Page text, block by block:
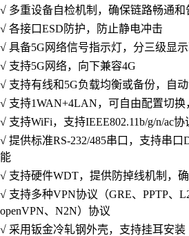
√ 多重设备自检机制，确保链路畅通和
√ 各接口ESD防护，防止静电冲击
√ 具备5G 网络信号指示灯，分三级显
√ 支持5G网络， 向下兼容4G
√ 支持有线和5G负载均衡或备份，自
√ 支持1WAN+4LAN， 可自由配置切换
√ 支持WiFi，支持IEEE802.11b/g/n/ac协
√ 提供标准RS-232/485串口，支持串
能
√ 支持硬件WDT，提供防掉线机制，
√ 支持多种VPN协议（GRE、 PPTP、
openVPN、 N2N）协议
√ 采用钣金冷轧钢外壳， 支持挂耳安装